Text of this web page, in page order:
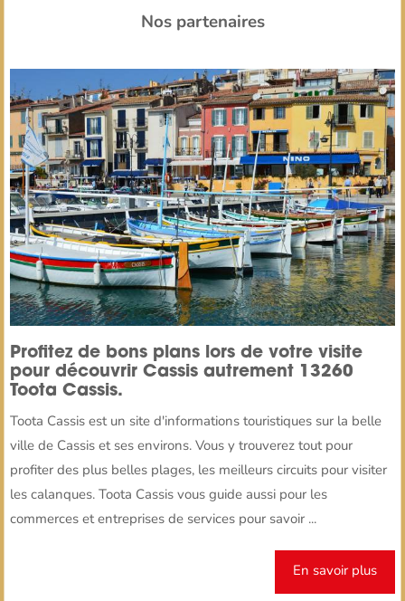
Nos partenaires
Profitez de bons plans lors de votre visite
pour découvrir Cassis autrement 13260
Toota Cassis.
Toota Cassis est un site d'informations touristiques sur la belle
ville de Cassis et ses environs. Vous y trouverez tout pour
profiter des plus belles plages, les meilleurs circuits pour visiter
les calanques. Toota Cassis vous guide aussi pour les
commerces et entreprises de services pour savoir ...
En savoir plus